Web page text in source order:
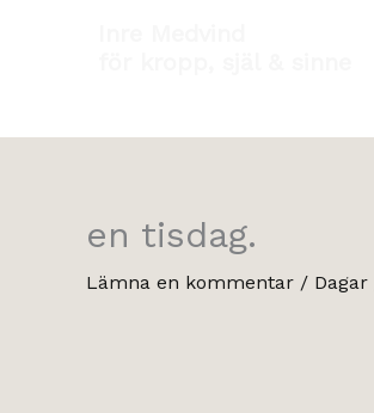
en tisdag.
Lämna en kommentar / Dagar